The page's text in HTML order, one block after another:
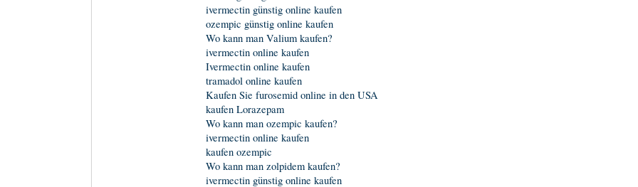
ivermectin günstig online kaufen
ozempic günstig online kaufen
Wo kann man Valium kaufen?
ivermectin online kaufen
Ivermectin online kaufen
tramadol online kaufen
Kaufen Sie furosemid online in den USA
kaufen Lorazepam
Wo kann man ozempic kaufen?
ivermectin online kaufen
kaufen ozempic
Wo kann man zolpidem kaufen?
ivermectin günstig online kaufen